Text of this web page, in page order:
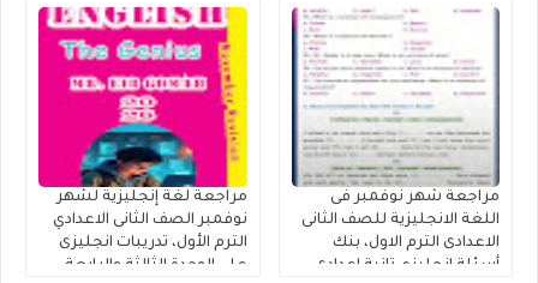
كتاب فايف ستارز
مراجعة شهر نوفمبر فى
اللغة الانجليزية للصف الثانى
الاعدادى الترم الاول، بنك
أسئلة إنجليزي تانية اعدادى
مراجعة لغة إنجليزية لشهر
نوفمبر الصف الثانى الاعدادي
الترم الأول، تدريبات انجليزى
على الوحدة الثالثة والرابعة